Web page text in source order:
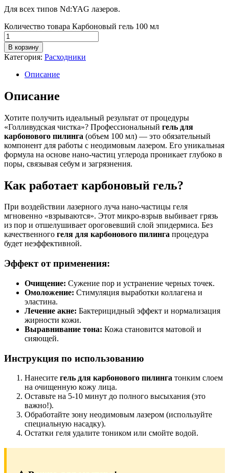
Для всех типов Nd:YAG лазеров.
Количество товара Карбоновый гель 100 мл
В корзину
Категория: Расходники
Описание
Описание
Хотите получить идеальный результат от процедуры
«Голливудская чистка»? Профессиональный гель для
карбонового пилинга (объем 100 мл) — это обязательный
компонент для работы с неодимовым лазером. Его уникальная
формула на основе нано-частиц углерода проникает глубоко в
поры, связывая себум и загрязнения.
Как работает карбоновый гель?
При воздействии лазерного луча нано-частицы геля
мгновенно «взрываются». Этот микро-взрыв выбивает грязь
из пор и отшелушивает ороговевший слой эпидермиса. Без
качественного геля для карбонового пилинга процедура
будет неэффективной.
Эффект от применения:
Очищение: Сужение пор и устранение черных точек.
Омоложение: Стимуляция выработки коллагена и
эластина.
Лечение акне: Бактерицидный эффект и нормализация
жирности кожи.
Выравнивание тона: Кожа становится матовой и
сияющей.
Инструкция по использованию
Нанесите гель для карбонового пилинга тонким слоем
на очищенную кожу лица.
Оставьте на 5-10 минут до полного высыхания (это
важно!).
Обработайте зону неодимовым лазером (используйте
специальную насадку).
Остатки геля удалите тоником или смойте водой.